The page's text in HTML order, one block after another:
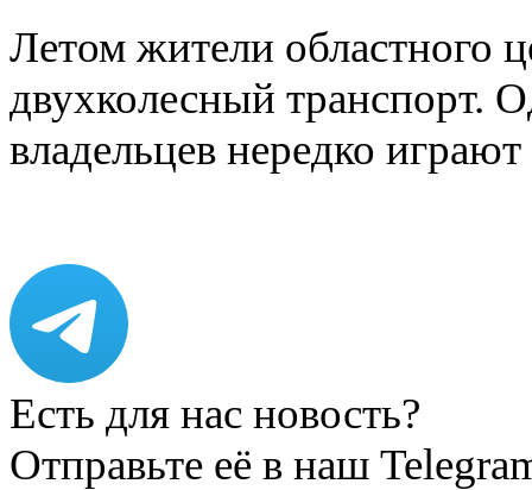
Летом жители областного
двухколесный транспорт.
владельцев нередко
Есть для нас новость?
Отправьте её в наш